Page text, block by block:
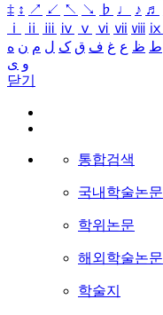
‡ ↕ ↗ ↙ ↖ ↘ ♭ ♩ ♪ ♬
ⅰ
ⅱ ⅲ ⅳ ⅴ ⅵ ⅶ ⅷ ⅸ
ط ظ ع غ ف ق ک ل م ن ه
و ی
닫기
통합검색
국내학술논문
학위논문
해외학술논문
학술지